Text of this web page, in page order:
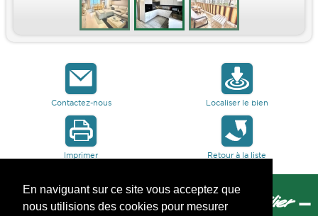
En naviguant sur ce site vous acceptez que
nous utilisions des cookies pour mesurer
Contactez-nous Localiser le bien
Imprimer Retour à la liste